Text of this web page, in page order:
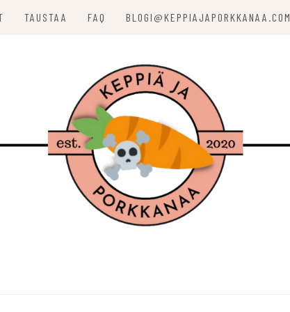
TAUSTAA FAQ BLOGI@KEPPIAJAPORKKANAA.COM